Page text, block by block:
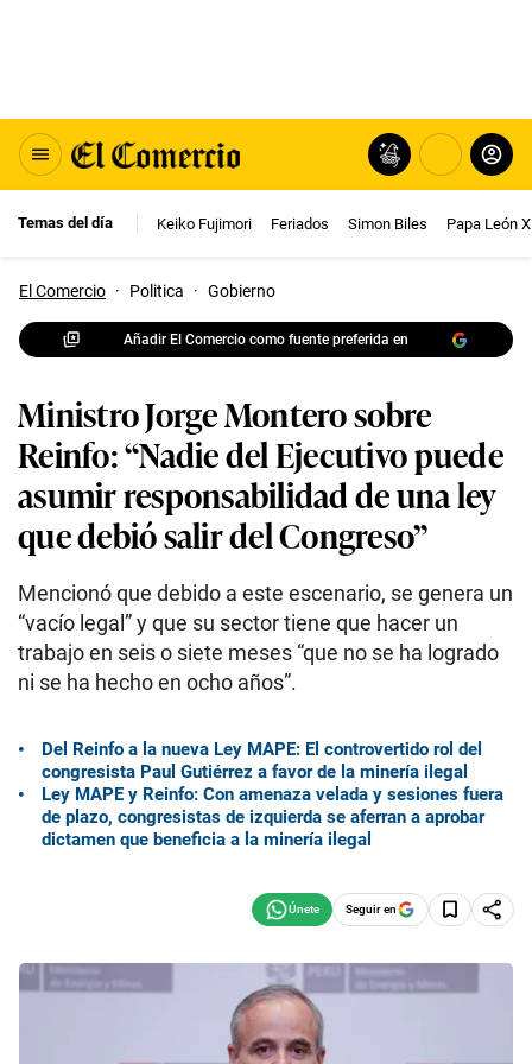
Temas del día Keiko Fujimori Feriados Simon Biles Papa León
El Comercio · Politica · Gobierno
Añadir El Comercio como fuente preferida en
Ministro Jorge Montero sobre
Reinfo: “Nadie del Ejecutivo puede
asumir responsabilidad de una ley
que debió salir del Congreso”
Mencionó que debido a este escenario, se genera un
“vacío legal” y que su sector tiene que hacer un
trabajo en seis o siete meses “que no se ha logrado
ni se ha hecho en ocho años”.
Del Reinfo a la nueva Ley MAPE: El controvertido rol del
congresista Paul Gutiérrez a favor de la minería ilegal
Ley MAPE y Reinfo: Con amenaza velada y sesiones fuera
de plazo, congresistas de izquierda se aferran a aprobar
dictamen que beneficia a la minería ilegal
Seguir en